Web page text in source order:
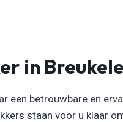
in
een betrouwbare en
staan voor u klaar